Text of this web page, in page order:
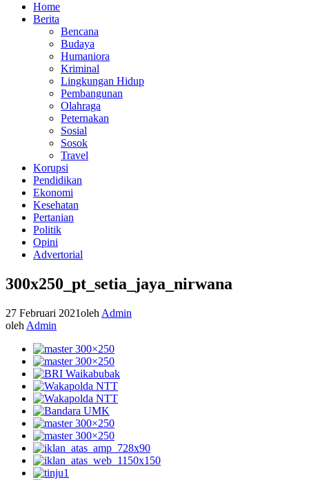
Home
Berita
Bencana
Budaya
Humaniora
Kriminal
Lingkungan Hidup
Pembangunan
Olahraga
Peternakan
Sosial
Sosok
Travel
Korupsi
Pendidikan
Ekonomi
Kesehatan
Pertanian
Politik
Opini
Advertorial
300x250_pt_setia_jaya_nirwana
27 Februari 2021oleh Admin
oleh Admin